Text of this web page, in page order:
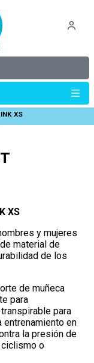
XS
XS
y mujeres
material de
de los
de muñeca
para
para
en
la presión de
ciclismo o